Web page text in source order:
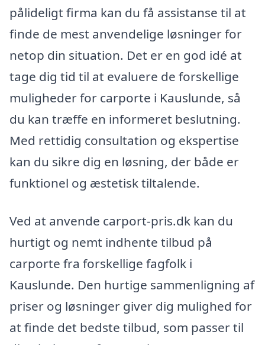
pålideligt firma kan du få assistanse til at
finde de mest anvendelige løsninger for
netop din situation. Det er en god idé at
tage dig tid til at evaluere de forskellige
muligheder for carporte i Kauslunde, så
du kan træffe en informeret beslutning.
Med rettidig consultation og ekspertise
kan du sikre dig en løsning, der både er
funktionel og æstetisk tiltalende.
Ved at anvende carport-pris.dk kan du
hurtigt og nemt indhente tilbud på
carporte fra forskellige fagfolk i
Kauslunde. Den hurtige sammenligning af
priser og løsninger giver dig mulighed for
at finde det bedste tilbud, som passer til